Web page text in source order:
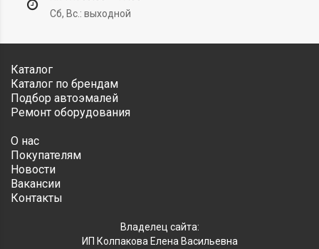
Сб, Вс.: выходной
Каталог
Каталог по брендам
Подбор автоэмалей
Ремонт оборудования
О нас
Покупателям
Новости
Вакансии
Контакты
Владелец сайта:
ИП Колпакова Елена Васильевна